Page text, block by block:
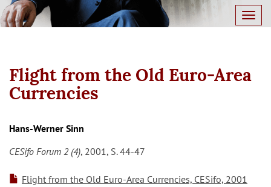
Flight from the Old Euro-Area
Currencies
Hans-Werner Sinn
CESifo Forum 2 (4), 2001, S. 44-47
Flight from the Old Euro-Area Currencies, CESifo, 2001